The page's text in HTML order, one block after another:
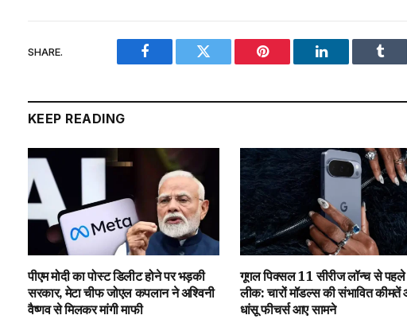
SHARE.
Facebook Twitter Pinterest LinkedIn
KEEP READING
पीएम मोदी का पोस्ट डिलीट होने पर भड़की
सरकार, मेटा चीफ जोएल कपलान ने अश्विनी
वैष्णव से मिलकर मांगी माफी
गूगल पिक्सल 11 सीरीज लॉन्च से पहले
लीक: चारों मॉडल्स की संभावित कीमतें
धांसू फीचर्स आए सामने